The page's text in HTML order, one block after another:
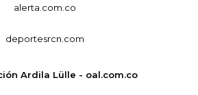
alerta.com.co
deportesrcn.com
Ardila Lülle - oal.com.co